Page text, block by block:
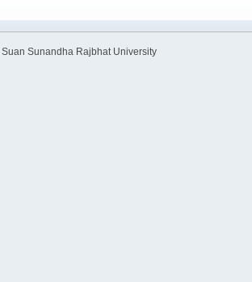
Suan Sunandha Rajbhat University